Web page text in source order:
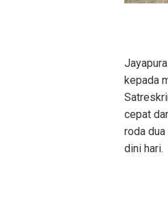
kepada
cepat
roda
dini hari.